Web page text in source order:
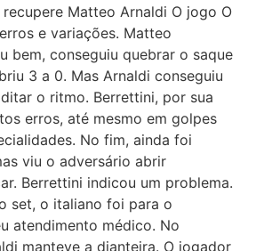
Matteo Arnaldi O jogo O
e variações. Matteo
bem, conseguiu quebrar o saque
3 a 0. Mas Arnaldi conseguiu
o ritmo. Berrettini, por sua
erros, até mesmo em golpes
No fim, ainda foi
viu o adversário abrir
Berrettini indicou um problema.
set, o italiano foi para o
atendimento médico. No
manteve a dianteira. O jogador